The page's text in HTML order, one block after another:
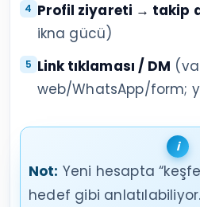
Profil ziyareti → takip
ikna gücü)
Link tıklaması / DM
web/WhatsApp/form;
Not: Yeni hesapta
hedef gibi anlatılabiliyor.